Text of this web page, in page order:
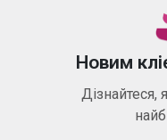
Новим
Дізнайтеся,